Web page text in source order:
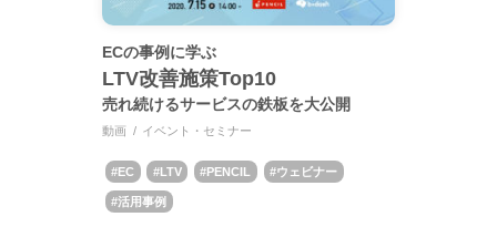
ECの事例に学ぶ
LTV改善施策Top10
売れ続けるサービスの鉄板を大公開
動画 イベント・セミナー
EC LTV PENCIL ウェビナー
活用事例